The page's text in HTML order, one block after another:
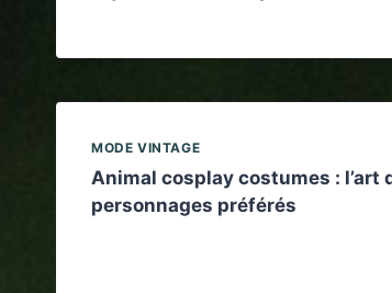
MODE VINTAGE
Animal cosplay costumes : l’art
personnages préférés